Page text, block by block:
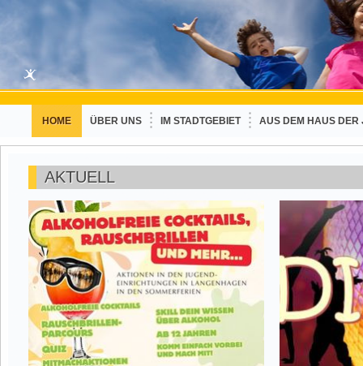
HOME ÜBER UNS IM STADTGEBIET AUS DEM HAUS DER
AKTUELL